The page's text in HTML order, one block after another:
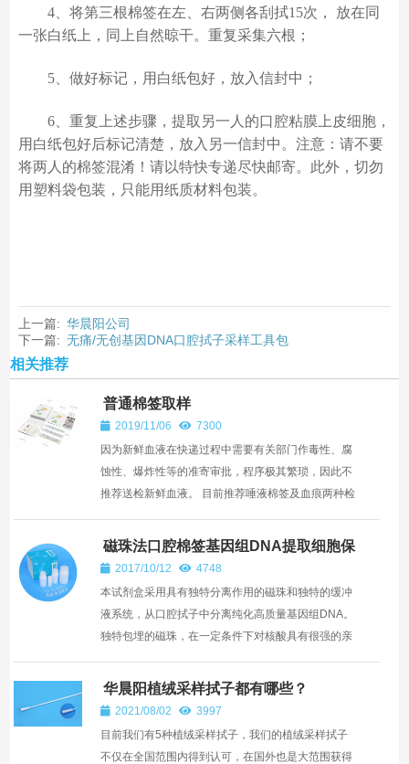
4、将第三根棉签在左、右两侧各刮拭15次， 放在同
一张白纸上，同上自然晾干。重复采集六根；
5、做好标记，用白纸包好，放入信封中；
6、重复上述步骤，提取另一人的口腔粘膜上皮细胞，
用白纸包好后标记清楚，放入另一信封中。注意：请不要
将两人的棉签混淆！请以特快专递尽快邮寄。此外，切勿
用塑料袋包装，只能用纸质材料包装。
上一篇: 华晨阳公司
下一篇: 无痛/无创基因DNA口腔拭子采样工具包
相关推荐
普通棉签取样
2019/11/06
7300
因为新鲜血液在快递过程中需要有关部门作毒性、腐
蚀性、爆炸性等的准寄审批，程序极其繁琐，因此不
推荐送检新鲜血液。 目前推荐唾液棉签及血痕两种检
在下...
磁珠法口腔棉签基因组DNA提取细胞保
存液2017/10/12
4748
本试剂盒采用具有独特分离作用的磁珠和独特的缓冲
液系统，从口腔拭子中分离纯化高质量基因组DNA。
独特包埋的磁珠，在一定条件下对核酸具有很强的亲
达到快速分离纯...
华晨阳植绒采样拭子都有哪些？
2021/08/02
3997
目前我们有5种植绒采样拭子，我们的植绒采样拭子
不仅在全国范围内得到认可，在国外也是大范围获得